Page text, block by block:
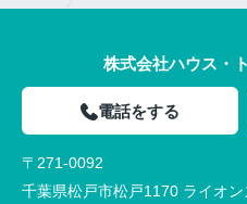
株式会社ハウス・
電話をする
〒271-0092
千葉県松戸市松戸1170 ライオ